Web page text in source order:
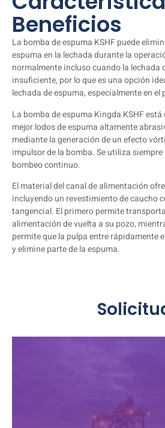
Beneficios
La bomba de espuma KSHF puede
espuma en la lechada durante la
normalmente incluso cuando la lechada
insuficiente, por lo que es una opción
lechada de espuma, especialmente en
La bomba de espuma Kingda KSHF
mejor lodos de espuma altamente
mediante la generación de un efecto
impulsor de la bomba. Se utiliza
bombeo continuo.
El material del canal de alimentación
incluyendo un revestimiento de caucho
tangencial. El primero permite
alimentación de vuelta a su pozo,
permite que la pulpa entre rápidamente
y elimine parte de la espuma.